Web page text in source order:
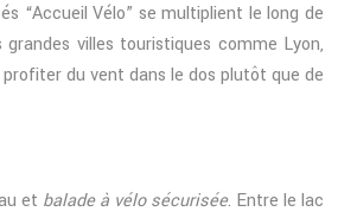
“Accueil Vélo” se multiplient le long de
villes touristiques comme Lyon,
du vent dans le dos plutôt que de
et balade à vélo sécurisée. Entre le lac